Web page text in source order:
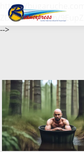
https://
ZDGvUM/DeFm/
-->